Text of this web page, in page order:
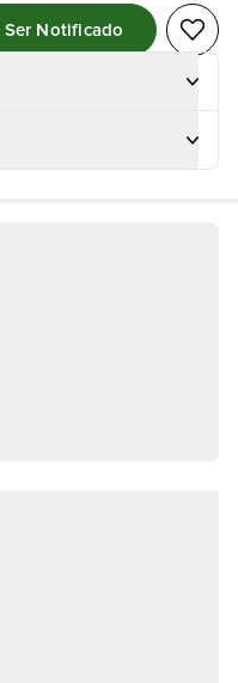
Pronto - Ser Notificado - Ser Notificado